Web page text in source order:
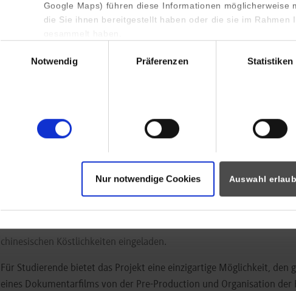
Google Maps) führen diese Informationen möglicherweise
die Sie ihnen bereitgestellt haben oder die sie im Rahmen
Notwendig
Präferenzen Statistiken
Nur notwendige Cookies Auswahl
BWL/Dienstleistungsmanagement-Media, Vertrieb und
den Produktionsprozess gab. Nach einer Einstimmung mit
parallel an verschiedenen Themen arbeiteten. Die Studierenden
Protagonisten wie Angestellte, Facharbeiter, Politiker,
Verbandspräsidenten sowie viele Locations in der Stadt Jieyang, die
ist einerseits eine sehr grüne Stadt, andererseits sind in der Provinz
1.000 Jahren metall- und textilverarbeitende Betriebe ansässig. Am
Projekts „Metal Eco City“ in Jieyang zeigt sich der aktuelle Wandel
mehr Umweltbewusstsein und Nachhaltigkeit. In dem innovativen
anderem auf das Know-How deutscher Unternehmen – einerseits
andererseits für wirtschaftliche Kooperationen.
Im Anschluss an die Premiere waren die Gäste noch zum weiteren
chinesischen Köstlichkeiten eingeladen.
Für Studierende bietet das Projekt eine einzigartige Möglichkeit, den
eines Dokumentarfilms von der Pre-Production und Organisation der